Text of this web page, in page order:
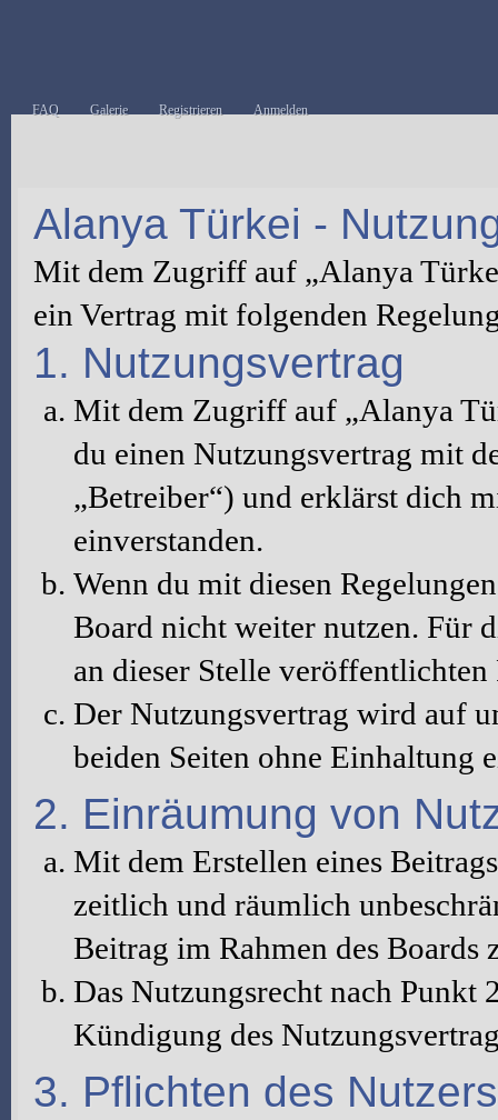
FAQ Galerie Registrieren Anmelden
Alanya Türkei -
Mit dem Zugriff auf „Alanya
ein Vertrag mit folgenden
1. Nutzungsvertrag
Mit dem Zugriff auf „Alanya
du einen Nutzungsvertrag mit
„Betreiber“) und erklärst dich
einverstanden.
Wenn du mit diesen
Board nicht weiter nutzen. Für
an dieser Stelle veröffentlichten
Der Nutzungsvertrag wird auf
beiden Seiten ohne Einhaltung
2. Einräumung von
Mit dem Erstellen eines
zeitlich und räumlich
Beitrag im Rahmen des Boards
Das Nutzungsrecht nach Punkt
Kündigung des
3. Pflichten des Nutzers